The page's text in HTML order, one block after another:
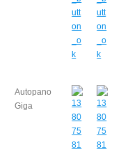
Autopano
Giga